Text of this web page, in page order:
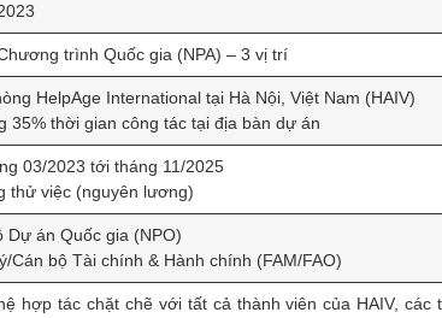
trình Quốc gia (NPA) – 3 vị trí
HelpAge International tại Hà Nội, Việt Nam (HAIV)
35% thời gian công tác tại địa bàn dự án
03/2023 tới tháng 11/2025
thử việc (nguyên lương)
Dự án Quốc gia (NPO)
Cán bộ Tài chính & Hành chính (FAM/FAO)
hợp tác chặt chẽ với tất cả thành viên của HAIV, các